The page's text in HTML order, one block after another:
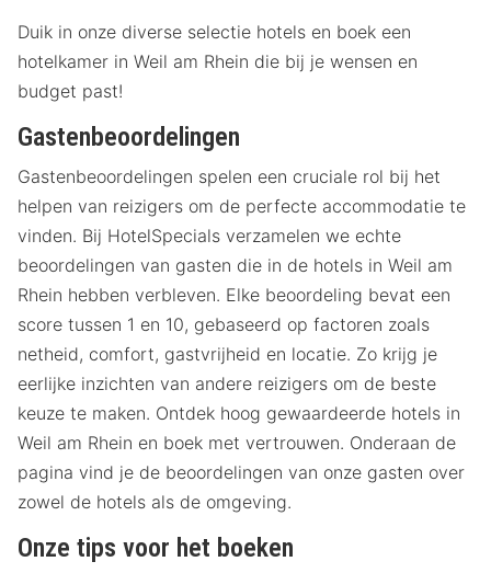
Duik in onze diverse selectie hotels en boek een
hotelkamer in Weil am Rhein die bij je wensen en
budget past!
Gastenbeoordelingen
Gastenbeoordelingen spelen een cruciale rol bij het
helpen van reizigers om de perfecte accommodatie te
vinden. Bij HotelSpecials verzamelen we echte
beoordelingen van gasten die in de hotels in Weil am
Rhein hebben verbleven. Elke beoordeling bevat een
score tussen 1 en 10, gebaseerd op factoren zoals
netheid, comfort, gastvrijheid en locatie. Zo krijg je
eerlijke inzichten van andere reizigers om de beste
keuze te maken. Ontdek hoog gewaardeerde hotels in
Weil am Rhein en boek met vertrouwen. Onderaan de
pagina vind je de beoordelingen van onze gasten over
zowel de hotels als de omgeving.
Onze tips voor het boeken